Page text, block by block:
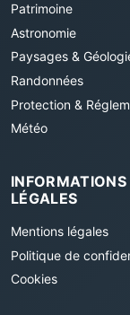
Patrimoine
Astronomie
Paysages &
Randonnées
Protection &
Météo
INFORMATIONS
LÉGALES
Mentions légales
Politique de
Cookies